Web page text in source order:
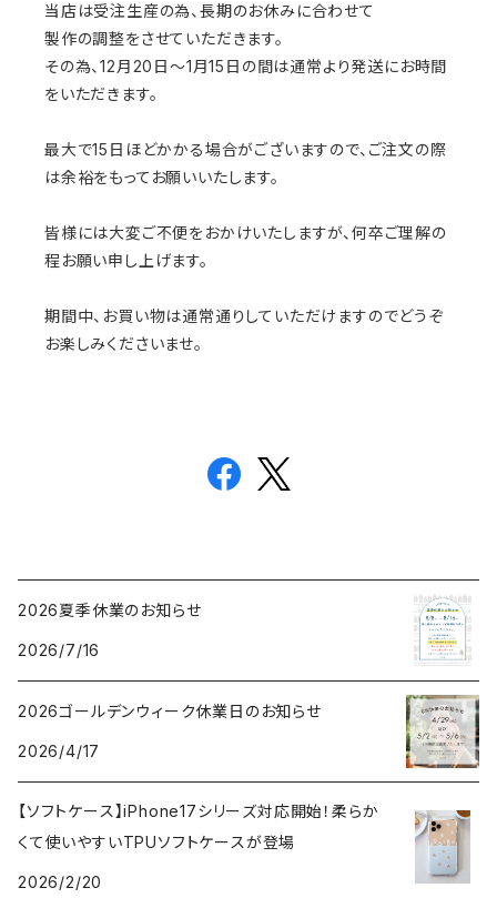
当店は受注生産の為、長期のお休みに合わせて
製作の調整をさせていただきます。
その為、12月20日～1月15日の間は通常より発送にお時間
をいただきます。
最大で15日ほどかかる場合がございますので、ご注文の際
は余裕をもってお願いいたします。
皆様には大変ご不便をおかけいたしますが、何卒ご理解の
程お願い申し上げます。
期間中、お買い物は通常通りしていただけますのでどうぞ
お楽しみくださいませ。
2026夏季休業のお知らせ
2026/7/16
2026ゴールデンウィーク休業日のお知らせ
2026/4/17
【ソフトケース】iPhone17シリーズ対応開始！柔らか
くて使いやすいTPUソフトケースが登場
2026/2/20